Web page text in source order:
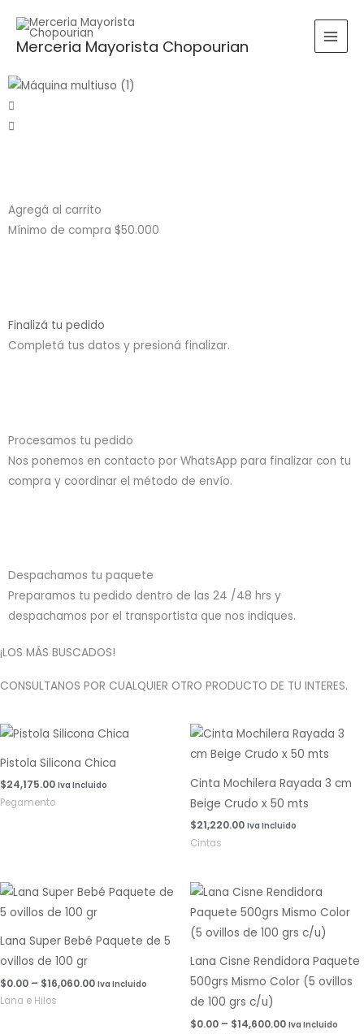
contenido
Merceria Mayorista Chopourian
Buscar
por:
BUSCAR
Agregá al carrito
Mínimo de compra $50.000
Finalizá tu pedido
Completá tus datos y presioná finalizar.
Procesamos tu pedido
Nos ponemos en contacto por WhatsApp para finalizar con tu
compra y coordinar el método de envío.
Despachamos tu paquete
Preparamos tu pedido dentro de las 24 /48 hrs y
despachamos por el transportista que nos indiques.
¡LOS MÁS BUSCADOS!
CONSULTANOS POR CUALQUIER OTRO PRODUCTO DE TU INTERES.
Pistola Silicona Chica
$24,175.00 Iva Incluido
Pegamento
Cinta Mochilera Rayada 3 cm
Beige Crudo x 50 mts
$21,220.00 Iva Incluido
Cintas
Lana Super Bebé Paquete de 5
ovillos de 100 gr
$0.00 – $16,060.00
Rango
de
precios:
$0.00
hasta
Iva Incluido
Lana e Hilos
Lana Cisne Rendidora Paquete
500grs Mismo Color (5 ovillos
de 100 grs c/u)
$0.00 – $14,600.00
Rango
de
precios:
desde
$0.00
$14,600.00
Iva Incluido